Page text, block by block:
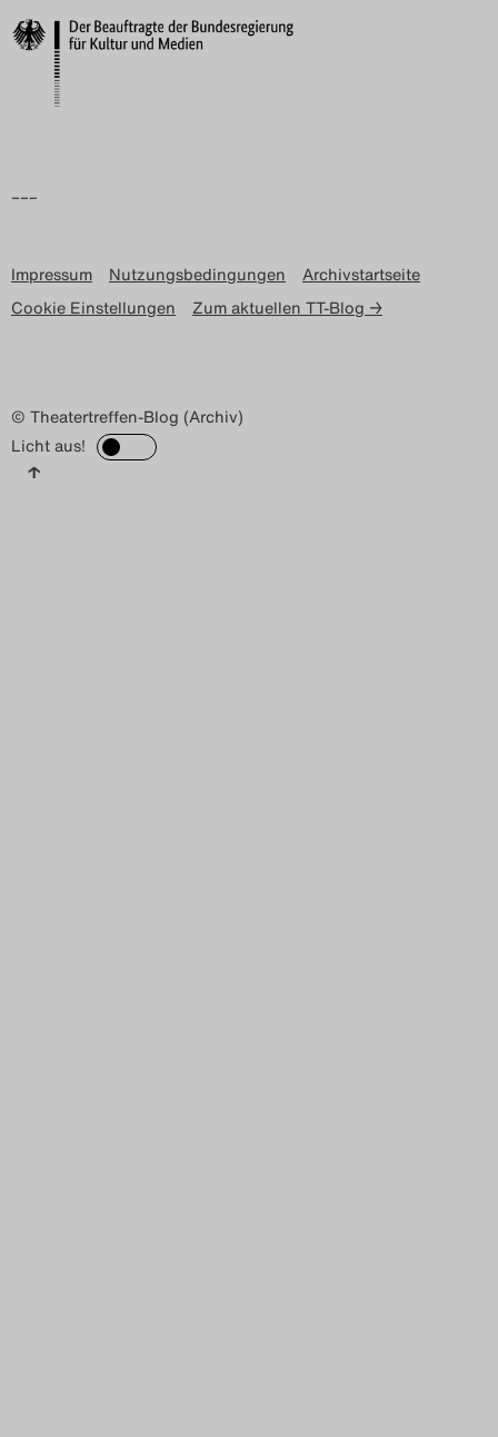
–––
Impressum Nutzungsbedingungen
Archivstartseite
Cookie Einstellungen
Zum aktuellen TT-Blog →
© Theatertreffen-Blog (Archiv)
Licht aus!
↑